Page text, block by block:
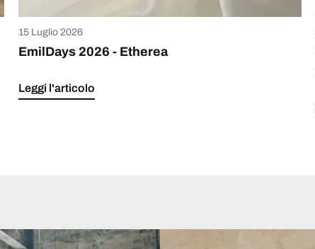
15 Luglio 2026
EmilDays 2026 - Etherea
Leggi l'articolo